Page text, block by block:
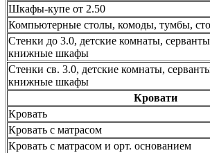
Шкафы-купе от 2.50
Компьютерные столы, комоды, тумбы,
Стенки до 3.0, детские комнаты,
книжные шкафы
Стенки св. 3.0, детские комнаты,
книжные шкафы
Кровати
Кровать
Кровать с матрасом
Кровать с матрасом и орт. основанием